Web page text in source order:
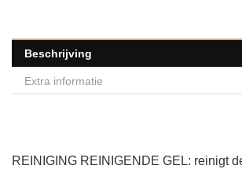
Beschrijving
Extra informatie
REINIGING REINIGENDE GEL: reinigt